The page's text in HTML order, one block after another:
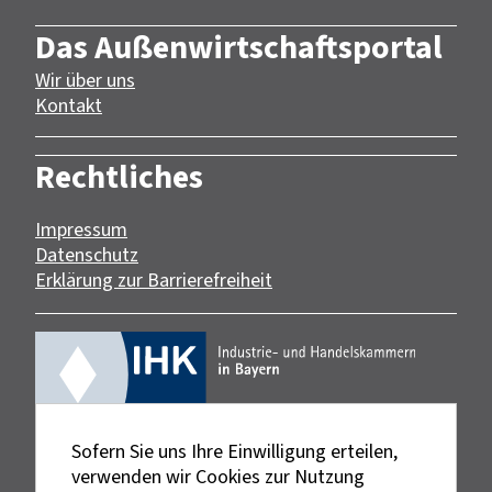
Das Außenwirtschaftsportal
Wir über uns
Kontakt
Rechtliches
Impressum
Datenschutz
Erklärung zur Barrierefreiheit
Sofern Sie uns Ihre Einwilligung erteilen,
verwenden wir Cookies zur Nutzung